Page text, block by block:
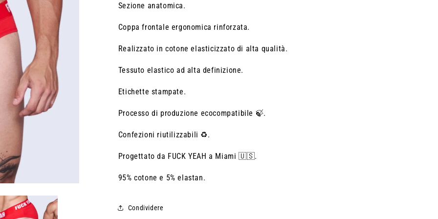
Sezione anatomica.
Coppa frontale ergonomica rinforzata.
Realizzato in cotone elasticizzato di alta qualità.
Tessuto elastico ad alta definizione.
Etichette stampate.
Processo di produzione ecocompatibile 🍃.
Confezioni riutilizzabili ♻️.
Progettato da FUCK YEAH a Miami 🇺🇸.
95% cotone e 5% elastan.
Condividere